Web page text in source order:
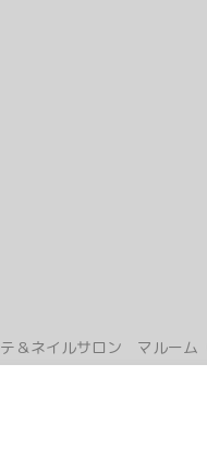
＆ネイルサロン マルーム